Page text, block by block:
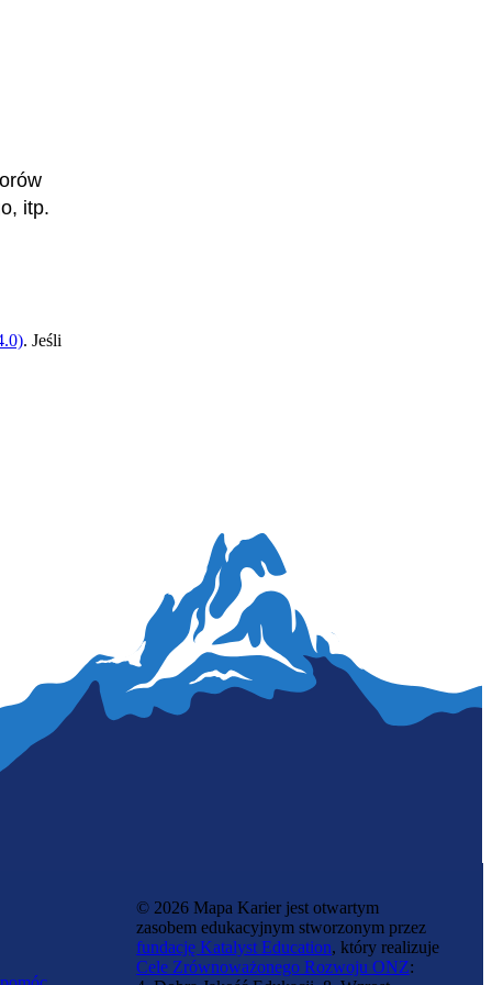
itp.
. Jeśli
© 2026 Mapa Karier jest otwartym
zasobem edukacyjnym stworzonym przez
fundację Katalyst Education, który realizuje
Cele Zrównoważonego Rozwoju ONZ: